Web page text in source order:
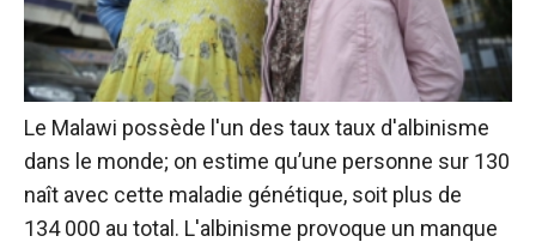
Le Malawi possède l'un des tauxtaux d'albinisme
dans le monde; on estime qu’une personne sur 130
naît avec cette maladie génétique, soit plus de
134 000 au total. L'albinisme provoque un manque